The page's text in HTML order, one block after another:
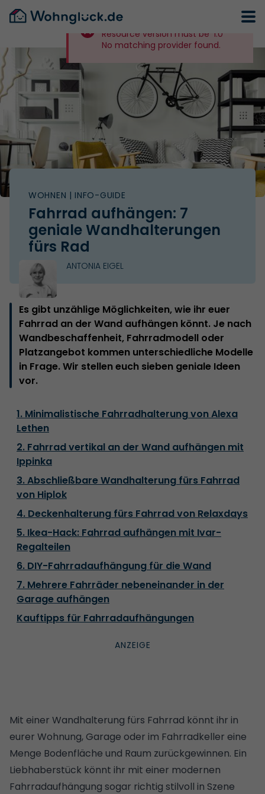
Resource version must be '1.0'
No matching provider found.
WOHNEN | INFO-GUIDE
Fahrrad aufhängen: 7
geniale Wandhalterungen
fürs Rad
ANTONIA EIGEL
Es gibt unzählige Möglichkeiten, wie ihr euer
Fahrrad an der Wand aufhängen könnt. Je nach
Wandbeschaffenheit, Fahrradmodell oder
Platzangebot kommen unterschiedliche Modelle
in Frage. Wir stellen euch sieben geniale Ideen
vor.
1. Minimalistische Fahrradhalterung von Alexa
Lethen
2. Fahrrad vertikal an der Wand aufhängen mit
Ippinka
3. Abschließbare Wandhalterung fürs Fahrrad
von Hiplok
4. Deckenhalterung fürs Fahrrad von Relaxdays
5. Ikea-Hack: Fahrrad aufhängen mit Ivar-
Regalteilen
6. DIY-Fahrradaufhängung für die Wand
7. Mehrere Fahrräder nebeneinander in der
Garage aufhängen
Kauftipps für Fahrradaufhängungen
Mit einer Wandhalterung fürs Fahrrad könnt ihr in
eurer Wohnung, Garage oder im Fahrradkeller eine
Menge Bodenfläche und Raum zurückgewinnen. Ein
Liebhaberstück könnt ihr mit einer modernen
Fahrradaufhängung sogar richtig stilvoll in Szene